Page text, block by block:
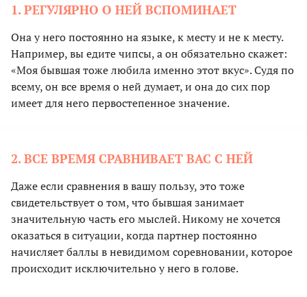
1. РЕГУЛЯРНО О НЕЙ ВСПОМИНАЕТ
Она у него постоянно на языке, к месту и не к месту.
Например, вы едите чипсы, а он обязательно скажет:
«Моя бывшая тоже любила именно этот вкус». Судя по
всему, он все время о ней думает, и она до сих пор
имеет для него первостепенное значение.
2. ВСЕ ВРЕМЯ СРАВНИВАЕТ ВАС С НЕЙ
Даже если сравнения в вашу пользу, это тоже
свидетельствует о том, что бывшая занимает
значительную часть его мыслей. Никому не хочется
оказаться в ситуации, когда партнер постоянно
начисляет баллы в невидимом соревновании, которое
происходит исключительно у него в голове.